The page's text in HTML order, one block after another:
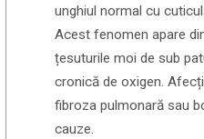
unghiul normal cu
Acest fenomen apare
țesuturile moi de sub
cronică de oxigen.
fibroza pulmonară sau
cauze.